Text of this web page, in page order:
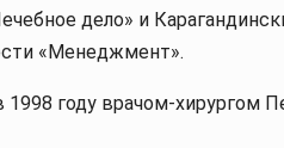
дело» и
«Менеджмент».
1998 году врачом-хирургом